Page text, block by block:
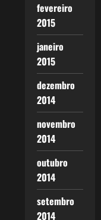
fevereiro
2015
janeiro
2015
dezembro
2014
novembro
2014
outubro
2014
setembro
2014